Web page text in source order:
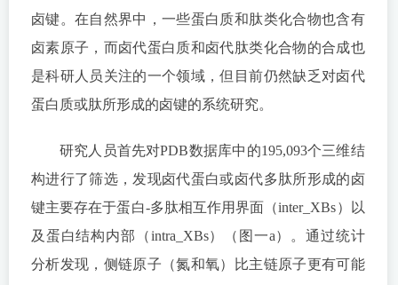
卤键。在自然界中，一些蛋白质和肽类化合物也含有
卤素原子，而卤代蛋白质和卤代肽类化合物的合成也
是科研人员关注的一个领域，但目前仍然缺乏对卤代
蛋白质或肽所形成的卤键的系统研究。
研究人员首先对PDB数据库中的195,093个三维结
构进行了筛选，发现卤代蛋白或卤代多肽所形成的卤
键主要存在于蛋白-多肽相互作用界面（inter_XBs）以
及蛋白结构内部（intra_XBs）（图一a）。通过统计
分析发现，侧链原子（氮和氧）比主链原子更有可能